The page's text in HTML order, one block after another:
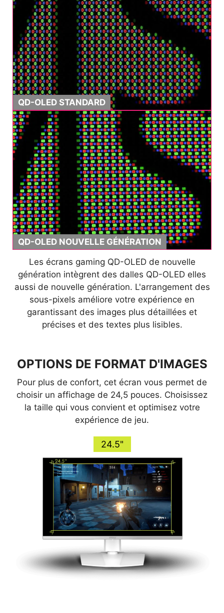
QD-OLED STANDARD
QD-OLED NOUVELLE GÉNÉRATION
Les écrans gaming QD-OLED de nouvelle
génération intègrent des dalles QD-OLED elles
aussi de nouvelle génération. L'arrangement des
sous-pixels améliore votre expérience en
garantissant des images plus détaillées et
précises et des textes plus lisibles.
OPTIONS DE FORMAT D'IMAGES
Pour plus de confort, cet écran vous permet de
choisir un affichage de 24,5 pouces. Choisissez
la taille qui vous convient et optimisez votre
expérience de jeu.
24.5"